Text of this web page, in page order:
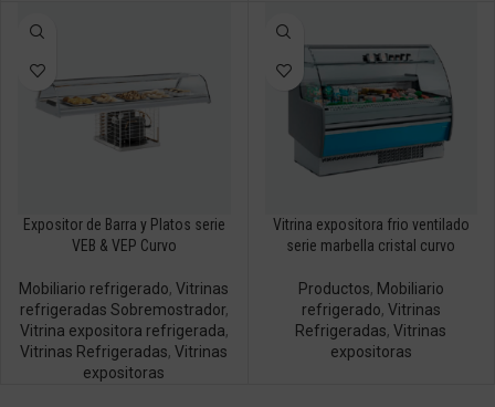
Expositor de Barra y Platos serie
VEB & VEP Curvo
Mobiliario refrigerado,Vitrinas
refrigeradas Sobremostrador,
Vitrina expositora refrigerada,
Vitrinas Refrigeradas,Vitrinas
expositoras
Vitrina expositora frio ventilado
serie marbella cristal curvo
Productos, Mobiliario
refrigerado, Vitrinas
Refrigeradas,Vitrinas
expositoras